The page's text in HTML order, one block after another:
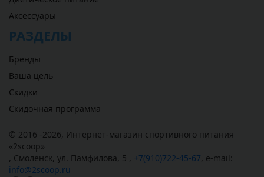
Аксессуары
РАЗДЕЛЫ
Бренды
Ваша цель
Скидки
Скидочная программа
© 2016 -2026, Интернет-магазин спортивного питания
«2scoop»
, Смоленск, ул. Памфилова, 5 , +7(910)722-45-67, e-mail:
info@2scoop.ru